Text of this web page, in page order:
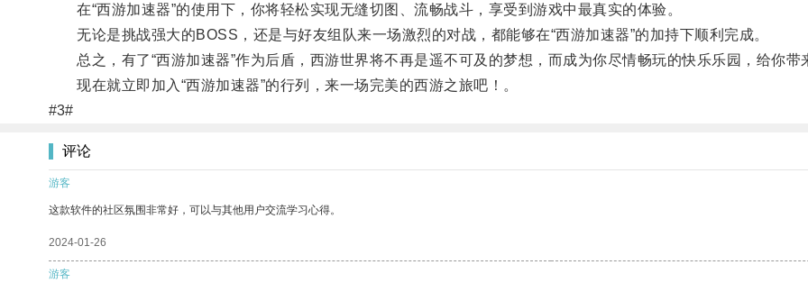
在“西游加速器”的使用下，你将轻松实现无缝切图、流畅战斗，享受到游戏中最真实的体验。
无论是挑战强大的BOSS，还是与好友组队来一场激烈的对战，都能够在“西游加速器”的加持下顺利完成。
总之，有了“西游加速器”作为后盾，西游世界将不再是遥不可及的梦想，而成为你尽情畅玩的快乐乐园，给你带
现在就立即加入“西游加速器”的行列，来一场完美的西游之旅吧！。
#3#
评论
游客
这款软件的社区氛围非常好，可以与其他用户交流学习心得。
2024-01-26
游客